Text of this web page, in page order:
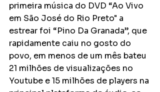
primeira música do DVD “Ao Vivo
em São José do Rio Preto" a
estrear foi “Pino Da Granada”, que
rapidamente caiu no gosto do
povo, em menos de um mês bateu
21 milhões de visualizações no
Youtube e 15 milhões de players na